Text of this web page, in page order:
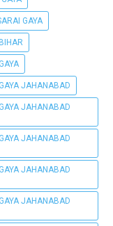
GAYA
JAHANABAD
JAHANABAD
JAHANABAD
JAHANABAD
JAHANABAD